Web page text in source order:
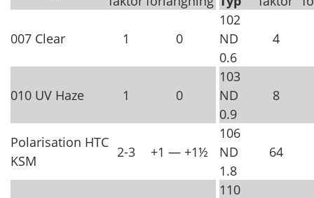
007 Clear 1 0
102
ND
0.6
4
010 UV Haze 1 0
103
ND
0.9
8
Polarisation HTC
KSM
2-3 +1 — +1½
106
ND
1.8
64
110